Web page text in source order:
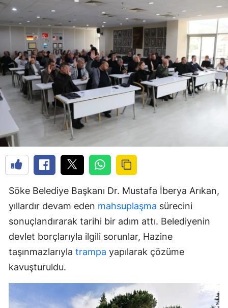
Söke Belediye Başkanı Dr. Mustafa İberya Arıkan,
yıllardır devam eden mahsuplaşma sürecini
sonuçlandırarak tarihi bir adım attı. Belediyenin
devlet borçlarıyla ilgili sorunlar, Hazine
taşınmazlarıyla trampa yapılarak çözüme
kavuşturuldu.